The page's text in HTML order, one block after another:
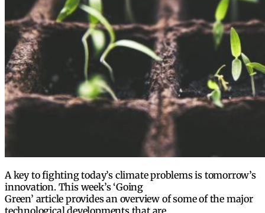
A key to fighting today’s climate problems is tomorrow’s
innovation. This week’s ‘Going
Green’ article provides an overview of some of the major
technological developments that are